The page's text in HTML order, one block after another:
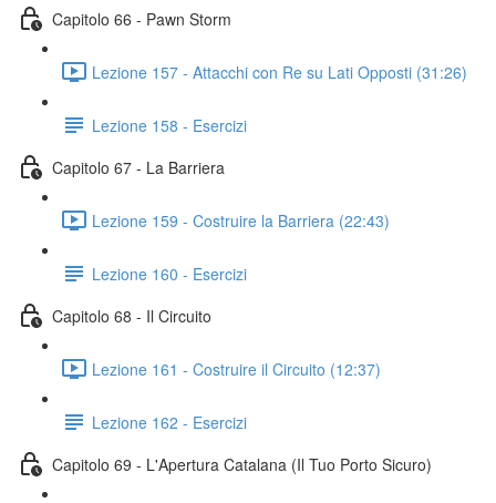
Capitolo 66 - Pawn Storm
Lezione 157 - Attacchi con Re su Lati Opposti (31:26)
Lezione 158 - Esercizi
Capitolo 67 - La Barriera
Lezione 159 - Costruire la Barriera (22:43)
Lezione 160 - Esercizi
Capitolo 68 - Il Circuito
Lezione 161 - Costruire il Circuito (12:37)
Lezione 162 - Esercizi
Capitolo 69 - L'Apertura Catalana (Il Tuo Porto Sicuro)